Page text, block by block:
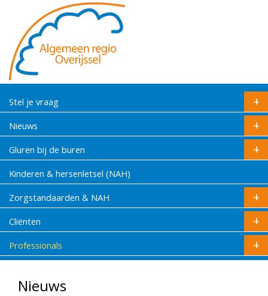
Stel je vraag
Nieuws
Gluren bij de buren
Kinderen & hersenletsel (NAH)
Zorgstandaarden & NAH
Cliënten
Professionals
Nieuws